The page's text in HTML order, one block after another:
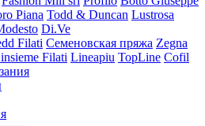
Piana Todd & Duncan Lustrosa
Di.Ve
Filati Семеновская пряжа Zegna
Filati Lineapiu TopLine Cofil